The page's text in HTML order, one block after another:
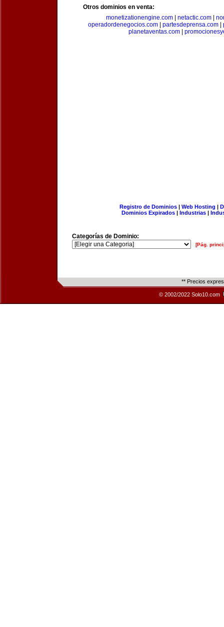
Otros dominios en venta:
monetizationengine.com| netactic.com|
operadordenegocios.com
partesdeprensa.com
planetaventas.com
Registro de Dominios| Web Hosting |
Dominios Expirados | Industrias |
Categorías de Dominio:
[Pág.
** Precios
© 2002/2022 Solo10.com